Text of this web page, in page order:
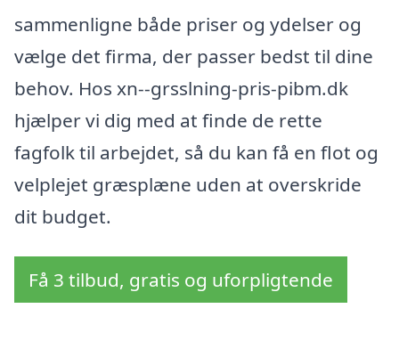
sammenligne både priser og ydelser og
vælge det firma, der passer bedst til dine
behov. Hos xn--grsslning-pris-pibm.dk
hjælper vi dig med at finde de rette
fagfolk til arbejdet, så du kan få en flot og
velplejet græsplæne uden at overskride
dit budget.
Få 3 tilbud, gratis og uforpligtende